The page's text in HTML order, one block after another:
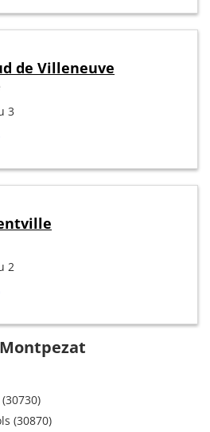
de Villeneuve
3
2
(30870)